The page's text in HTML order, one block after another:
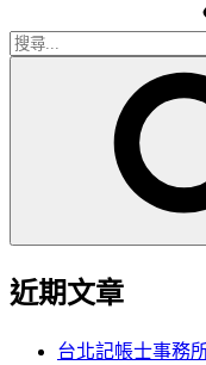
搜
近期文章
台北記帳士事務